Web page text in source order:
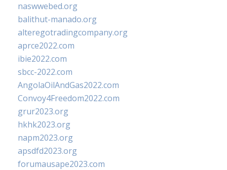
naswwebed.org
balithut-manado.org
alteregotradingcompany.org
aprce2022.com
ibie2022.com
sbcc-2022.com
AngolaOilAndGas2022.com
Convoy4Freedom2022.com
grur2023.org
hkhk2023.org
napm2023.org
apsdfd2023.org
forumausape2023.com